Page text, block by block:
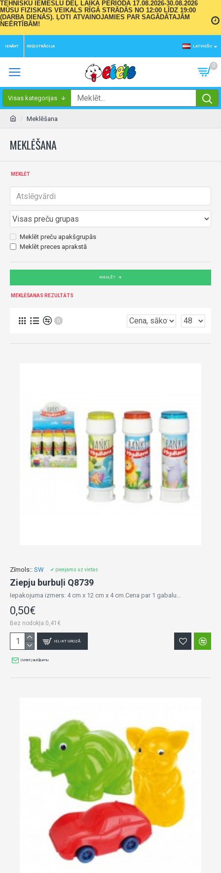
TEHNISKU IEMESLU DĒĻ LAIKA PERIODĀ 17.08.2026-30.08.2026
MŪSU FIZISKAIS VEIKALS RĪGĀ STRĀDĀS NO 12:00 LĪDZ 19:00
(DARBA DIENĀS). ĻOTI ATVAINOJAMIES PAR SAGĀDĀTAJĀM
NEĒRTĪBĀM!
IENĀKT REĢISTRĀCIJA LATVIEŠU
0
Visas kategorijas
Meklēšana
MEKLĒŠANA
MEKLĒT
Meklēt preču apakšgrupās
Meklēt preces aprakstā
MEKLĒT
MEKLĒŠANAS REZULTĀTS
0
Zīmols:: SW ✔ pieejams uz vietas
Ziepju burbuļi Q8739
Iepakojuma izmers: 4 cm x 12 cm x 4 cm.Cena par 1 gabalu...
0,50€
Bez nodokļa:0,41€
IELIKT GROZĀ
Uzdot jautājumu